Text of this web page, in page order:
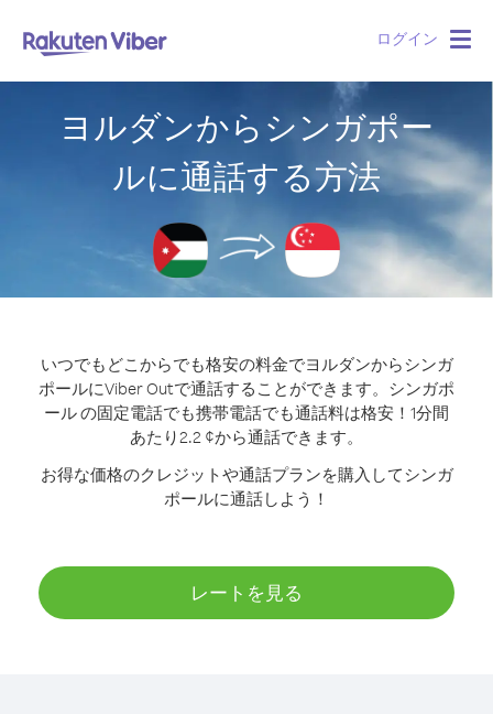
ログイン
ヨルダンからシンガポー
ルに通話する方法
いつでもどこからでも格安の料金でヨルダンからシンガ
ポールにViber Outで通話することができます。 シンガポ
ール の固定電話でも携帯電話でも通話料は格安！1分間
あたり2.2 ¢から通話できます。
お得な価格のクレジットや通話プランを購入してシンガ
ポールに通話しよう！
レートを見る